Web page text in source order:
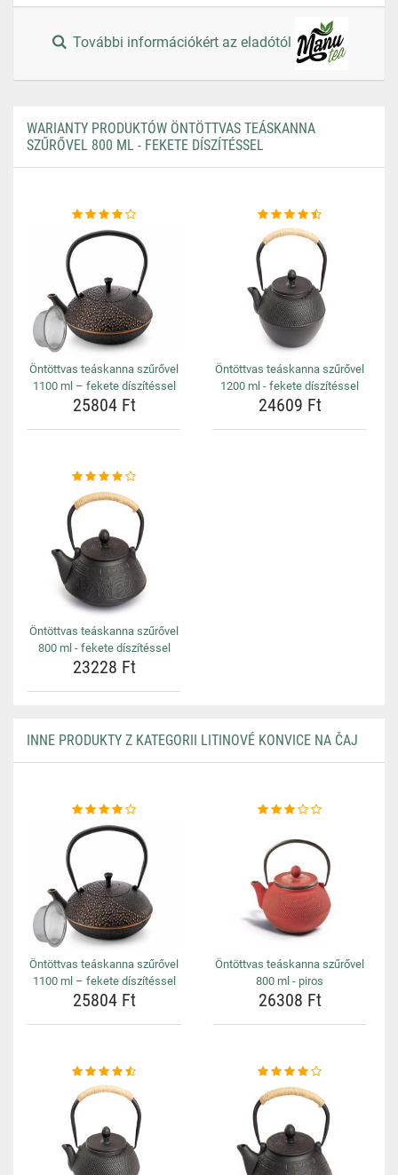
További információkért az eladótól
WARIANTY PRODUKTÓW ÖNTÖTTVAS TEÁSKANNA
SZŰRŐVEL 800 ML - FEKETE DÍSZÍTÉSSEL
Öntöttvas teáskanna szűrővel
1100 ml – fekete díszítéssel
25804 Ft
Öntöttvas teáskanna szűrővel
1200 ml - fekete díszítéssel
24609 Ft
Öntöttvas teáskanna szűrővel
800 ml - fekete díszítéssel
23228 Ft
INNE PRODUKTY Z KATEGORII LITINOVÉ KONVICE NA ČAJ
Öntöttvas teáskanna szűrővel
1100 ml – fekete díszítéssel
25804 Ft
Öntöttvas teáskanna szűrővel
800 ml - piros
26308 Ft